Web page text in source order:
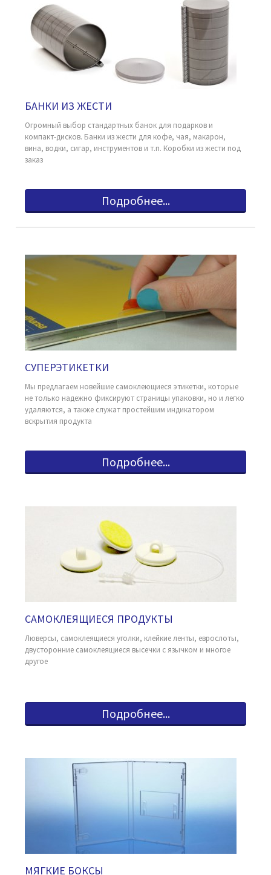
БАНКИ ИЗ ЖЕСТИ
Огромный выбор стандартных банок для подарков и
компакт-дисков. Банки из жести для кофе, чая, макарон,
вина, водки, сигар, инструментов и т.п. Коробки из жести под
заказ
Подробнее...
СУПЕРЭТИКЕТКИ
Мы предлагаем новейшие самоклеющиеся этикетки, которые
не только надежно фиксируют страницы упаковки, но и легко
удаляются, а также служат простейшим индикатором
вскрытия продукта
Подробнее...
САМОКЛЕЯЩИЕСЯ ПРОДУКТЫ
Люверсы, самоклеящиеся уголки, клейкие ленты, еврослоты,
двусторонние самоклеящиеся высечки с язычком и многое
другое
Подробнее...
МЯГКИЕ БОКСЫ